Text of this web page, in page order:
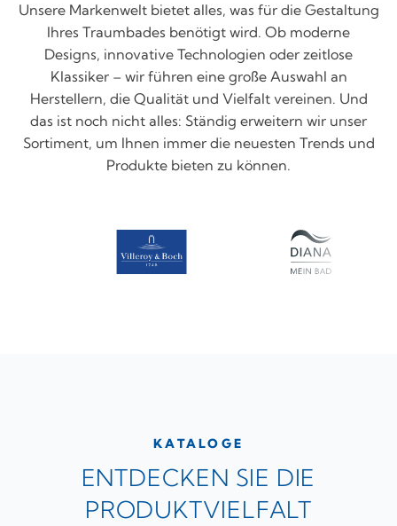
Unsere Markenwelt bietet alles, was für die Gestaltung
Ihres Traumbades benötigt wird. Ob moderne
Designs, innovative Technologien oder zeitlose
Klassiker – wir führen eine große Auswahl an
Herstellern, die Qualität und Vielfalt vereinen. Und
das ist noch nicht alles: Ständig erweitern wir unser
Sortiment, um Ihnen immer die neuesten Trends und
Produkte bieten zu können.
KATALOGE
ENTDECKEN SIE DIE
PRODUKTVIELFALT